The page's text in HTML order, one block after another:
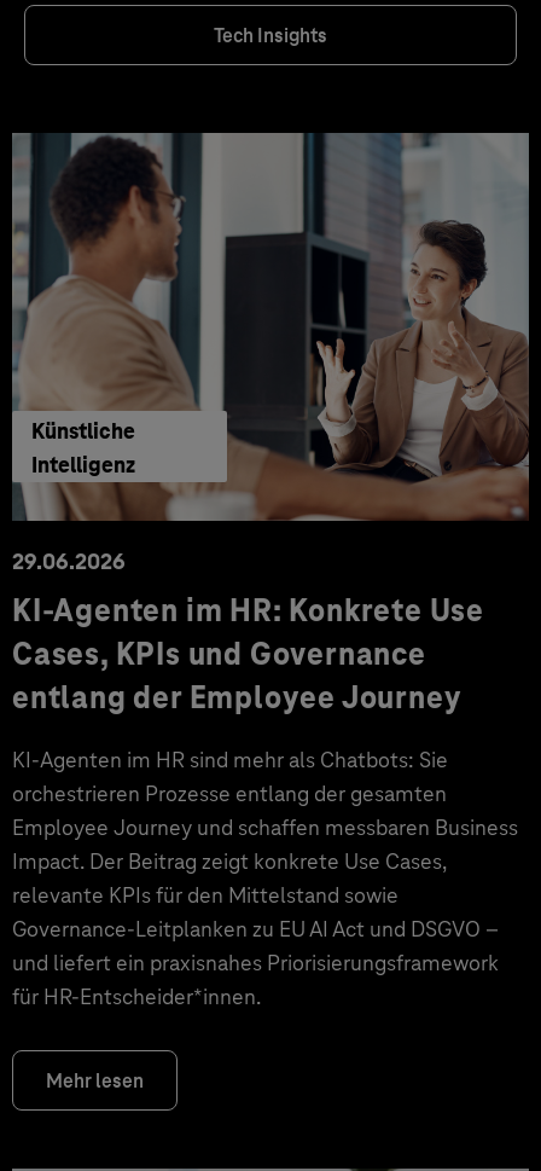
Tech Insights
Künstliche
Intelligenz
29.06.2026
KI‑Agenten im HR: Konkrete Use
Cases, KPIs und Governance
entlang der Employee Journey
KI‑Agenten im HR sind mehr als Chatbots: Sie
orchestrieren Prozesse entlang der gesamten
Employee Journey und schaffen messbaren Business
Impact. Der Beitrag zeigt konkrete Use Cases,
relevante KPIs für den Mittelstand sowie
Governance‑Leitplanken zu EU AI Act und DSGVO –
und liefert ein praxisnahes Priorisierungsframework
für HR‑Entscheider*innen.
Mehr lesen